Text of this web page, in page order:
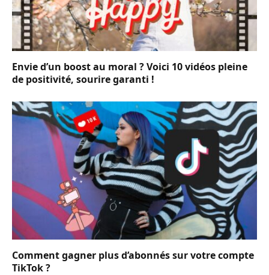
Envie d’un boost au moral ? Voici 10 vidéos pleine
de positivité, sourire garanti !
Comment gagner plus d’abonnés sur votre compte
TikTok ?